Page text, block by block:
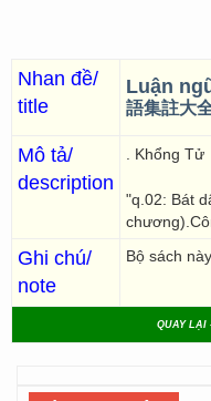
Nhan đề/
title
Luận
語集註大
Mô tả/
description
. Khổng Tử
"q.02: Bát
Ghi chú/
note
Bộ sách
QUAY LẠI